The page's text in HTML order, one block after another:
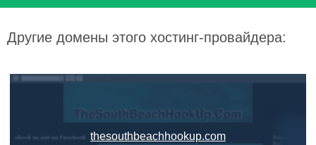
Другие домены этого хостинг-провайдера:
thesouthbeachhookup.com